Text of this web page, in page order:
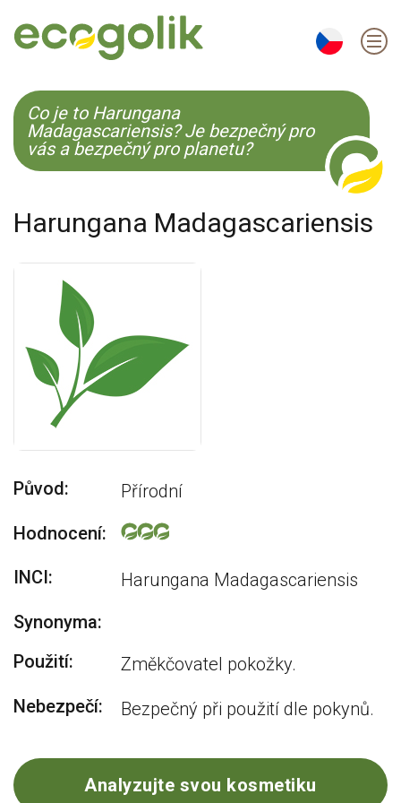
EN KO
Co je to Harungana
Madagascariensis? Je bezpečný pro
vás a bezpečný pro planetu?
Harungana Madagascariensis
Původ:
Přírodní
Hodnocení:
INCI:
Harungana Madagascariensis
Synonyma:
Použití:
Změkčovatel pokožky.
Nebezpečí:
Bezpečný při použití dle pokynů.
Analyzujte svou kosmetiku